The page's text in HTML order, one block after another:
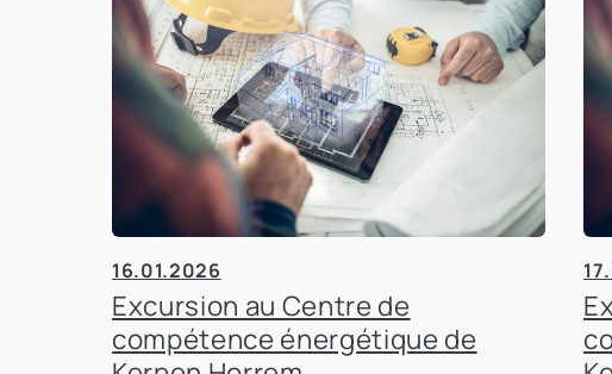
16.01.2026
Excursion au Centre de
compétence énergétique de